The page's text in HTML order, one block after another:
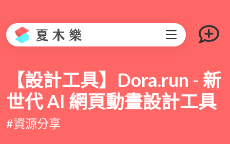
【設計工具】Dora.run - 新
世代 AI 網頁動畫設計工具
#資源分享